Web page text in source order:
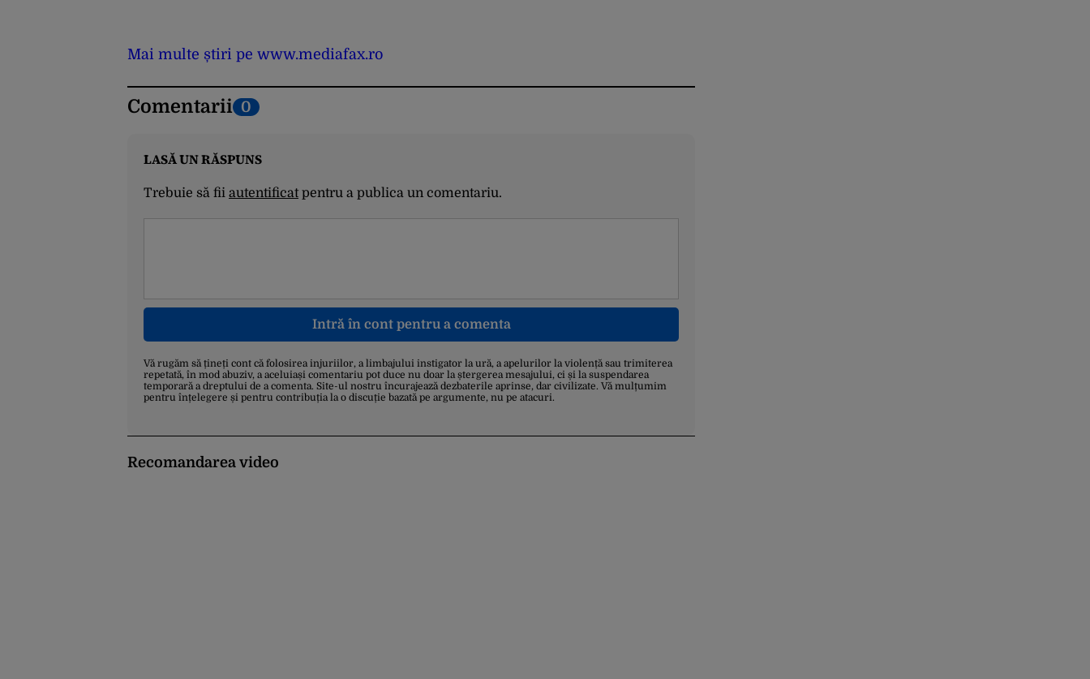
Mai multe știri pe www.mediafax.ro
Comentarii 0
LASĂ UN RĂSPUNS
Trebuie să fii autentificatpentru a publica un comentariu.
Intră în cont pentru a comenta
Vă rugăm să țineți cont că folosirea injuriilor, a limbajului instigator la ură, a apelurilor la violență sau trimiterea
repetată, în mod abuziv, a aceluiași comentariu pot duce nu doar la ștergerea mesajului, ci și la suspendarea
temporară a dreptului de a comenta. Site-ul nostru încurajează dezbaterile aprinse, dar civilizate. Vă mulțumim
pentru înțelegere și pentru contribuția la o discuție bazată pe argumente, nu pe atacuri.
Recomandarea video